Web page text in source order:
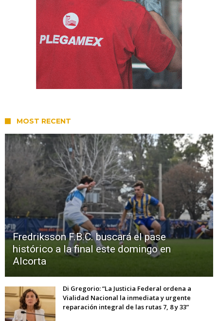
MOST RECENT
Fredriksson F.B.C. buscará el pase
histórico a la final este domingo en
Alcorta
Di Gregorio: “La Justicia Federal ordena a
Vialidad Nacional la inmediata y urgente
reparación integral de las rutas 7, 8 y 33”